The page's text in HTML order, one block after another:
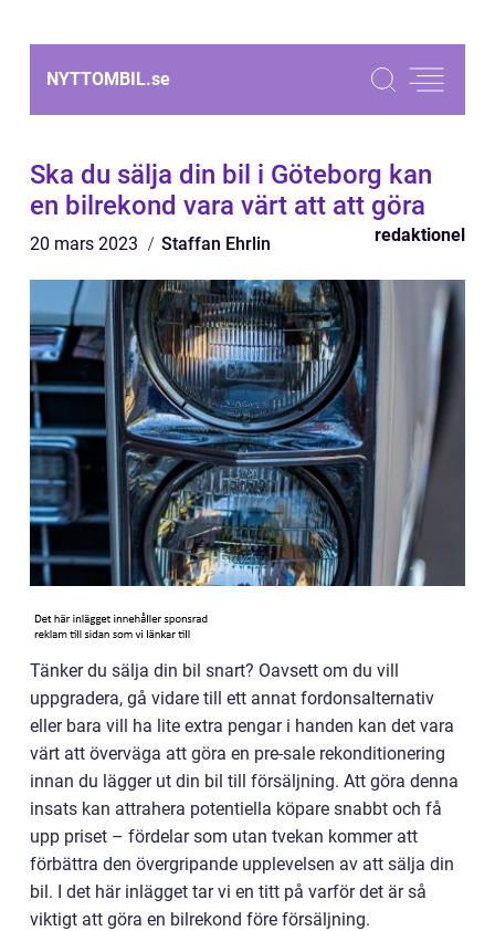
NYTTOMBIL.se
Ska du sälja din bil i Göteborg kan
en bilrekond vara värt att att göra
20 mars 2023 Staffan Ehrlin redaktionel
Tänker du sälja din bil snart? Oavsett om du vill
uppgradera, gå vidare till ett annat fordonsalternativ
eller bara vill ha lite extra pengar i handen kan det vara
värt att överväga att göra en pre-sale rekonditionering
innan du lägger ut din bil till försäljning. Att göra denna
insats kan attrahera potentiella köpare snabbt och få
upp priset – fördelar som utan tvekan kommer att
förbättra den övergripande upplevelsen av att sälja din
bil. I det här inlägget tar vi en titt på varför det är så
viktigt att göra en bilrekond före försäljning.